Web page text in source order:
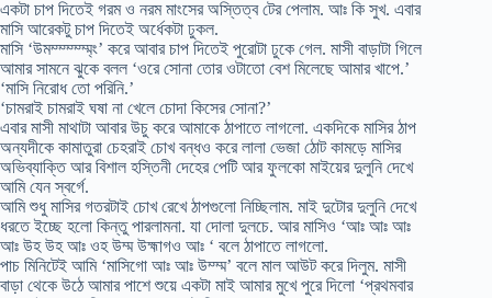
একটা চাপ দিতেই গরম ও নরম মাংসের অস্তিত্ব টের পেলাম. আঃ কি সুখ. এবার
মাসি আরেকটু চাপ দিতেই অর্ধেকটা ঢুকল.
মাসি ‘উমম্ম্ম্ম্ম্ম্ং’ করে আবার চাপ দিতেই পুরোটা ঢুকে গেল. মাসী বাড়াটা গিলে
আমার সামনে ঝুকে বলল ‘ওরে সোনা তোর ওটাতো বেশ মিলেছে আমার খাপে.’
‘মাসি নিরোধ তো পরিনি.’
‘চামরাই চামরাই ঘষা না খেলে চোদা কিসের সোনা?’
এবার মাসী মাথাটা আবার উচু করে আমাকে ঠাপাতে লাগলো. একদিকে মাসির ঠাপ
অন্যদীকে কামাতুরা চেহরাই চোখ বন্ধও করে লালা ভেজা ঠোট কামড়ে মাসির
অভিব্যাক্তি আর বিশাল হস্তিনী দেহের পেটি আর ফুলকো মাইয়ের দুলুনি দেখে
আমি যেন স্বর্গে.
আমি শুধু মাসির গতরটাই চোখ রেখে ঠাপগুলো নিচ্ছিলাম. মাই দুটোর দুলুনি দেখে
ধরতে ইচ্ছে হলো কিন্তু পারলামনা. যা দোলা দুলচে. আর মাসিও ‘আঃ আঃ আঃ
আঃ উহ উহ আঃ ওহ উম্ম উহ্মাগও আঃ ‘ বলে ঠাপাতে লাগলো.
পাচ মিনিটেই আমি ‘মাসিগো আঃ আঃ উম্ম্ম’ বলে মাল আউট করে দিলুম. মাসী
বাড়া থেকে উঠে আমার পাশে শুয়ে একটা মাই আমার মুখে পুরে দিলো ‘প্রথমবার